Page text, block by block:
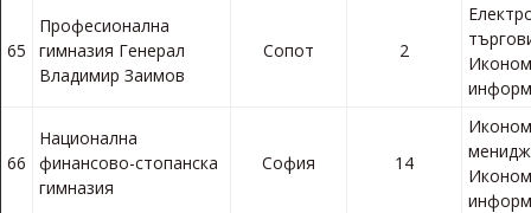
65
Професионална
гимназия Генерал
Владимир Заимов
Сопот 2
66
Национална
финансово-стопанска
гимназия
София 14